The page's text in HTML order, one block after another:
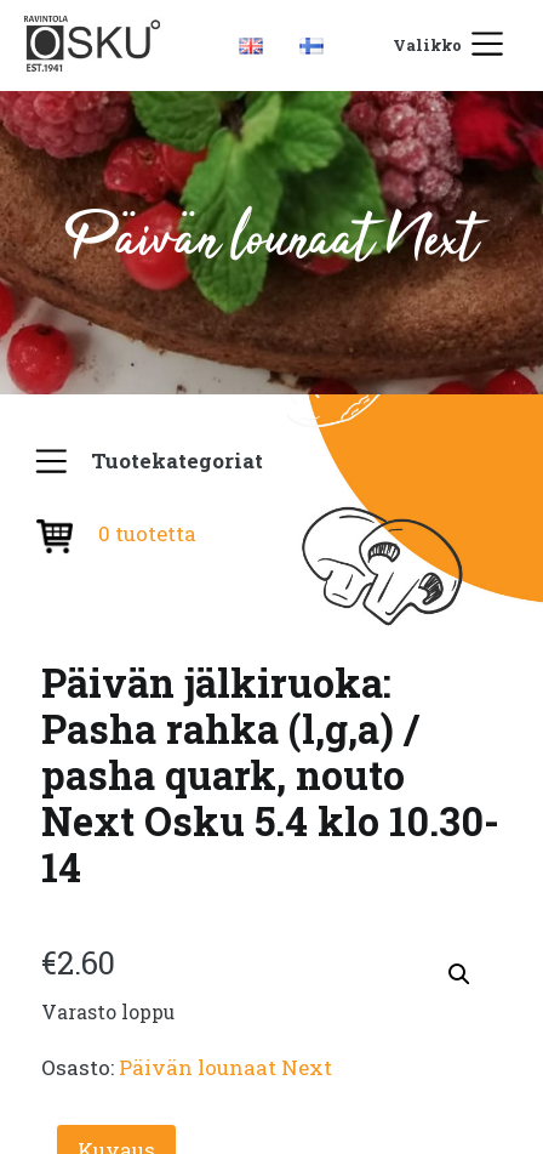
Valikko
Päivän lounaat Next
Tuotekategoriat
0 tuotetta
Päivän jälkiruoka:
Pasha rahka (l,g,a) /
pasha quark, nouto
Next Osku 5.4 klo 10.30-
14
€2.60
Varasto loppu
Osasto: Päivän lounaat Next